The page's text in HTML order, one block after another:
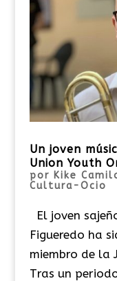
Un joven
Union Youth
por Kike
Cultura-Ocio
El joven
Figueredo ha
miembro de la
Tras un